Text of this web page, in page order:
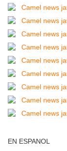
EN ESPANOL